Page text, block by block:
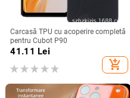
Carcasă TPU cu acoperire completă
pentru Cubot P90
41.11 Lei
add_shopping_cart